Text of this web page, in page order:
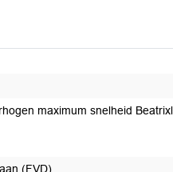
maximum snelheid
(FVD)